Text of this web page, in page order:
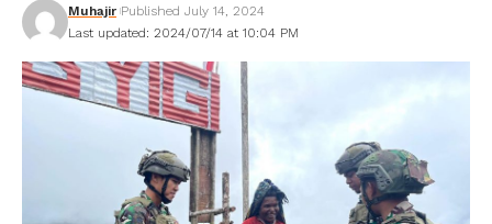
Last updated: 2024/07/14 at 10:04 PM
Muhajir Published July 14, 2024